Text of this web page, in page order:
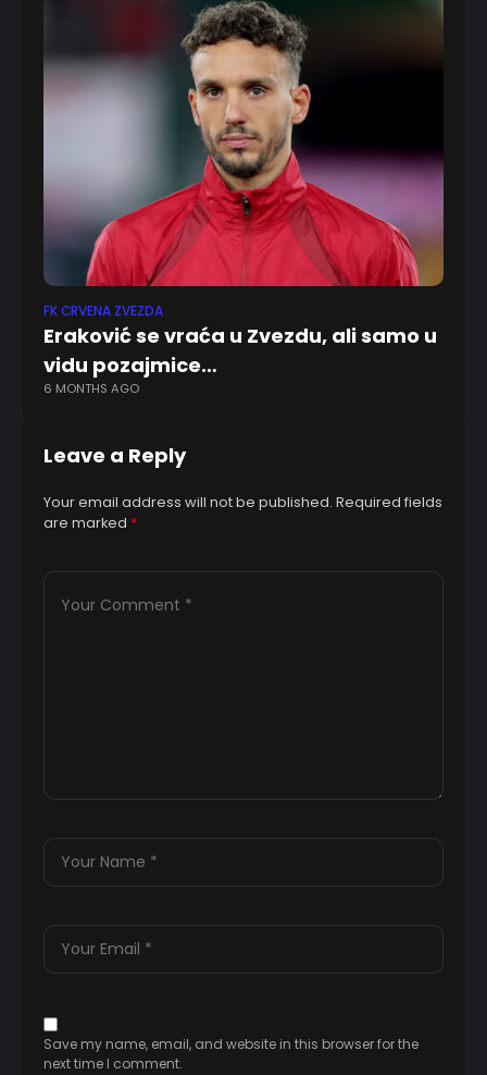
FK CRVENA ZVEZDA
Eraković se vraća u Zvezdu, ali samo u
vidu pozajmice…
6 MONTHS AGO
Leave a Reply
Your email address will not be published. Required fields
are marked *
Save my name, email, and website in this browser for the
next time I comment.